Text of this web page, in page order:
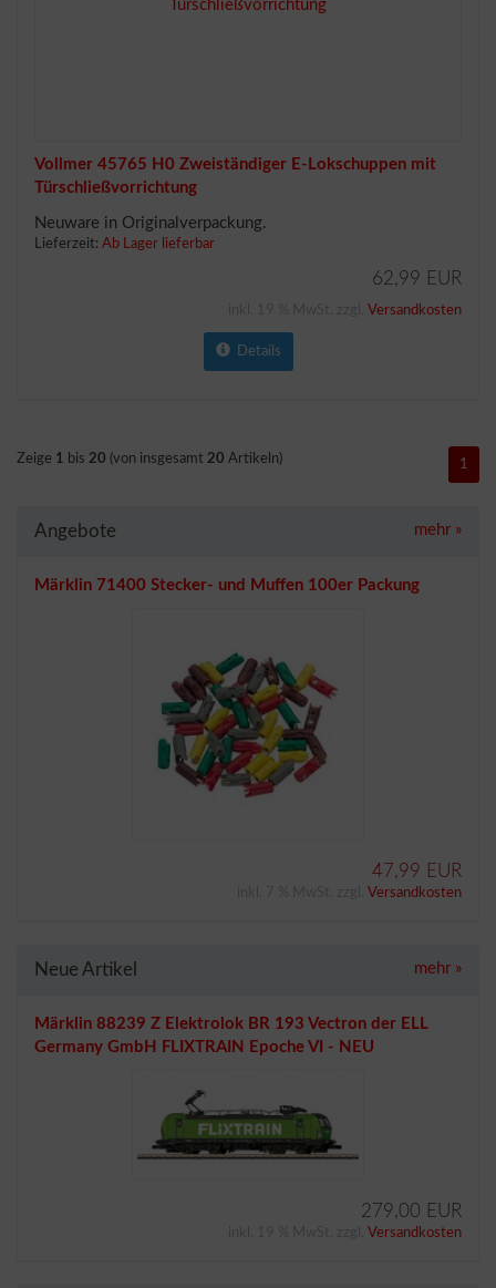
Vollmer 45765 H0 Zweiständiger E-Lokschuppen mit
Türschließvorrichtung
Neuware in Originalverpackung.
Lieferzeit: Ab Lager lieferbar
62,99 EUR
Versandkosten
Details
Zeige 1 bis 20 (von insgesamt 20 Artikeln) 1
Angebote mehr »
Märklin 71400 Stecker- und Muffen 100er Packung
47,99 EUR
Versandkosten
Neue Artikel mehr »
Märklin 88239 Z Elektrolok BR 193 Vectron der ELL
Germany GmbH FLIXTRAIN Epoche VI - NEU
279,00 EUR
Versandkosten